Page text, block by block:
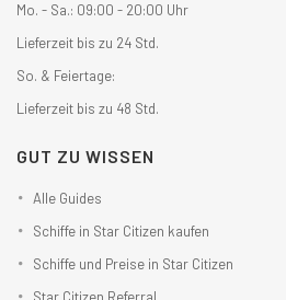
Mo. - Sa.: 09:00 - 20:00 Uhr
Lieferzeit bis zu 24 Std.
So. & Feiertage:
Lieferzeit bis zu 48 Std.
GUT ZU WISSEN
Alle Guides
Schiffe in Star Citizen kaufen
Schiffe und Preise in Star Citizen